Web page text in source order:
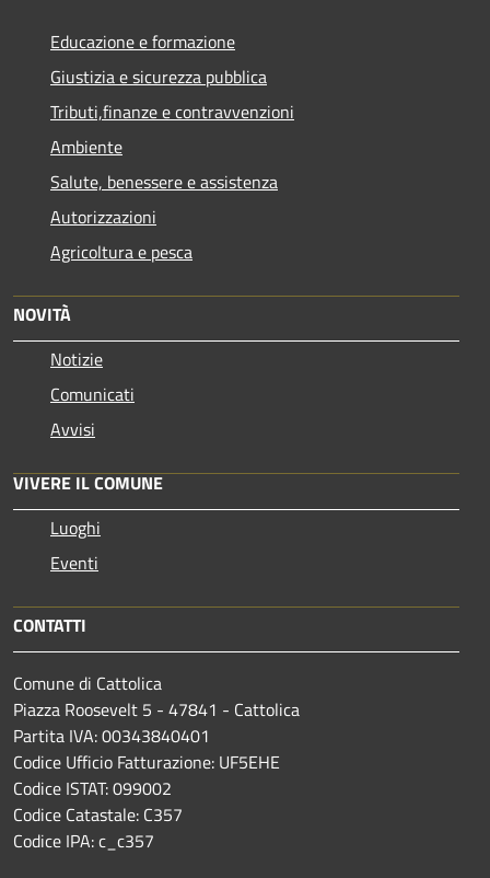
Educazione e formazione
Giustizia e sicurezza pubblica
Tributi,finanze e contravvenzioni
Ambiente
Salute, benessere e assistenza
Autorizzazioni
Agricoltura e pesca
NOVITÀ
Notizie
Comunicati
Avvisi
VIVERE IL COMUNE
Luoghi
Eventi
CONTATTI
Comune di Cattolica
Piazza Roosevelt 5 - 47841 - Cattolica
Partita IVA: 00343840401
Codice Ufficio Fatturazione: UF5EHE
Codice ISTAT: 099002
Codice Catastale: C357
Codice IPA: c_c357